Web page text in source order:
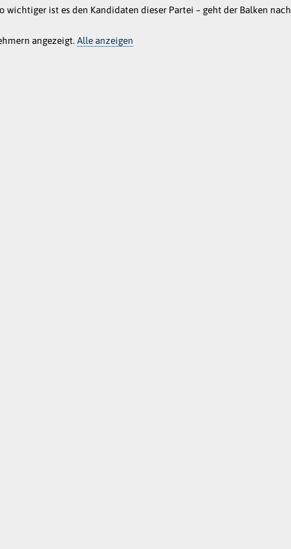
wichtiger ist es den Kandidaten dieser Partei – geht der Balken nach
angezeigt.Alle anzeigen